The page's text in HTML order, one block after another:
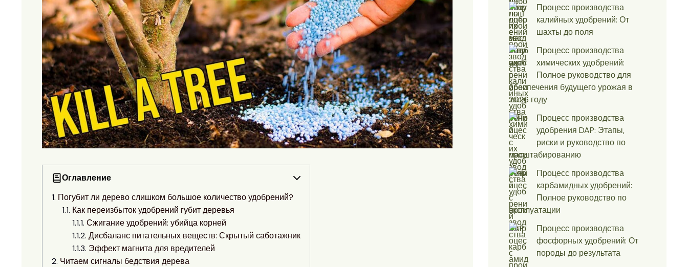
Оглавление
Погубит ли дерево слишком большое количество удобрений?
Как переизбыток удобрений губит деревья
Сжигание удобрений: убийца корней
Дисбаланс питательных веществ: Скрытый саботажник
Эффект магнита для вредителей
Читаем сигналы бедствия дерева
Процесс производства
калийных удобрений: От
шахты до поля
Процесс производства
химических удобрений:
Полное руководство для
обеспечения будущего урожая в
2026 году
Процесс производства
удобрения DAP: Этапы,
риски и руководство по
масштабированию
Процесс производства
карбамидных удобрений:
Полное руководство по
эксплуатации
Процесс производства
фосфорных удобрений: От
породы до результата